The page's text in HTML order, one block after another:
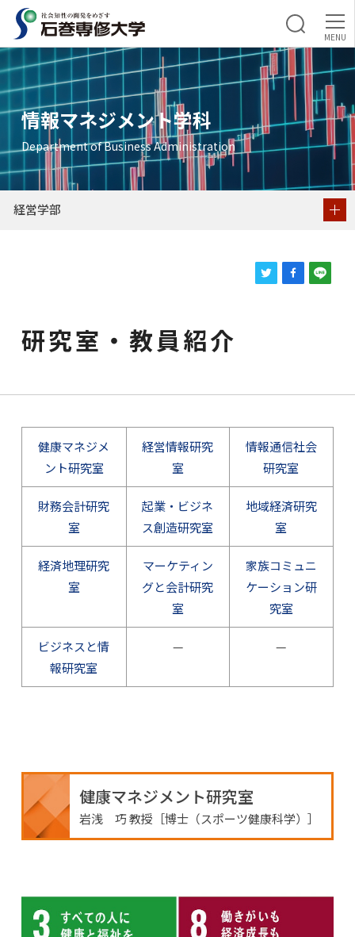
研究室・教員紹介
健康マネジメ
ント研究室
経営情報研究
室
情報通信社会
研究室
財務会計研究
室
起業・ビジネ
ス創造研究室
地域経済研究
室
経済地理研究
室
マーケティン
グと会計研究
室
家族コミュニ
ケーション研
究室
ビジネスと情
報研究室
— —
健康マネジメント研究室
岩浅 巧 教授［博士（スポーツ健康科学）］
経営学部